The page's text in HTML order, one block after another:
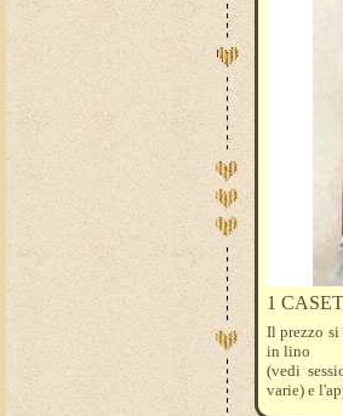
1
Il prezzo si
in lino
(vedi
varie) e